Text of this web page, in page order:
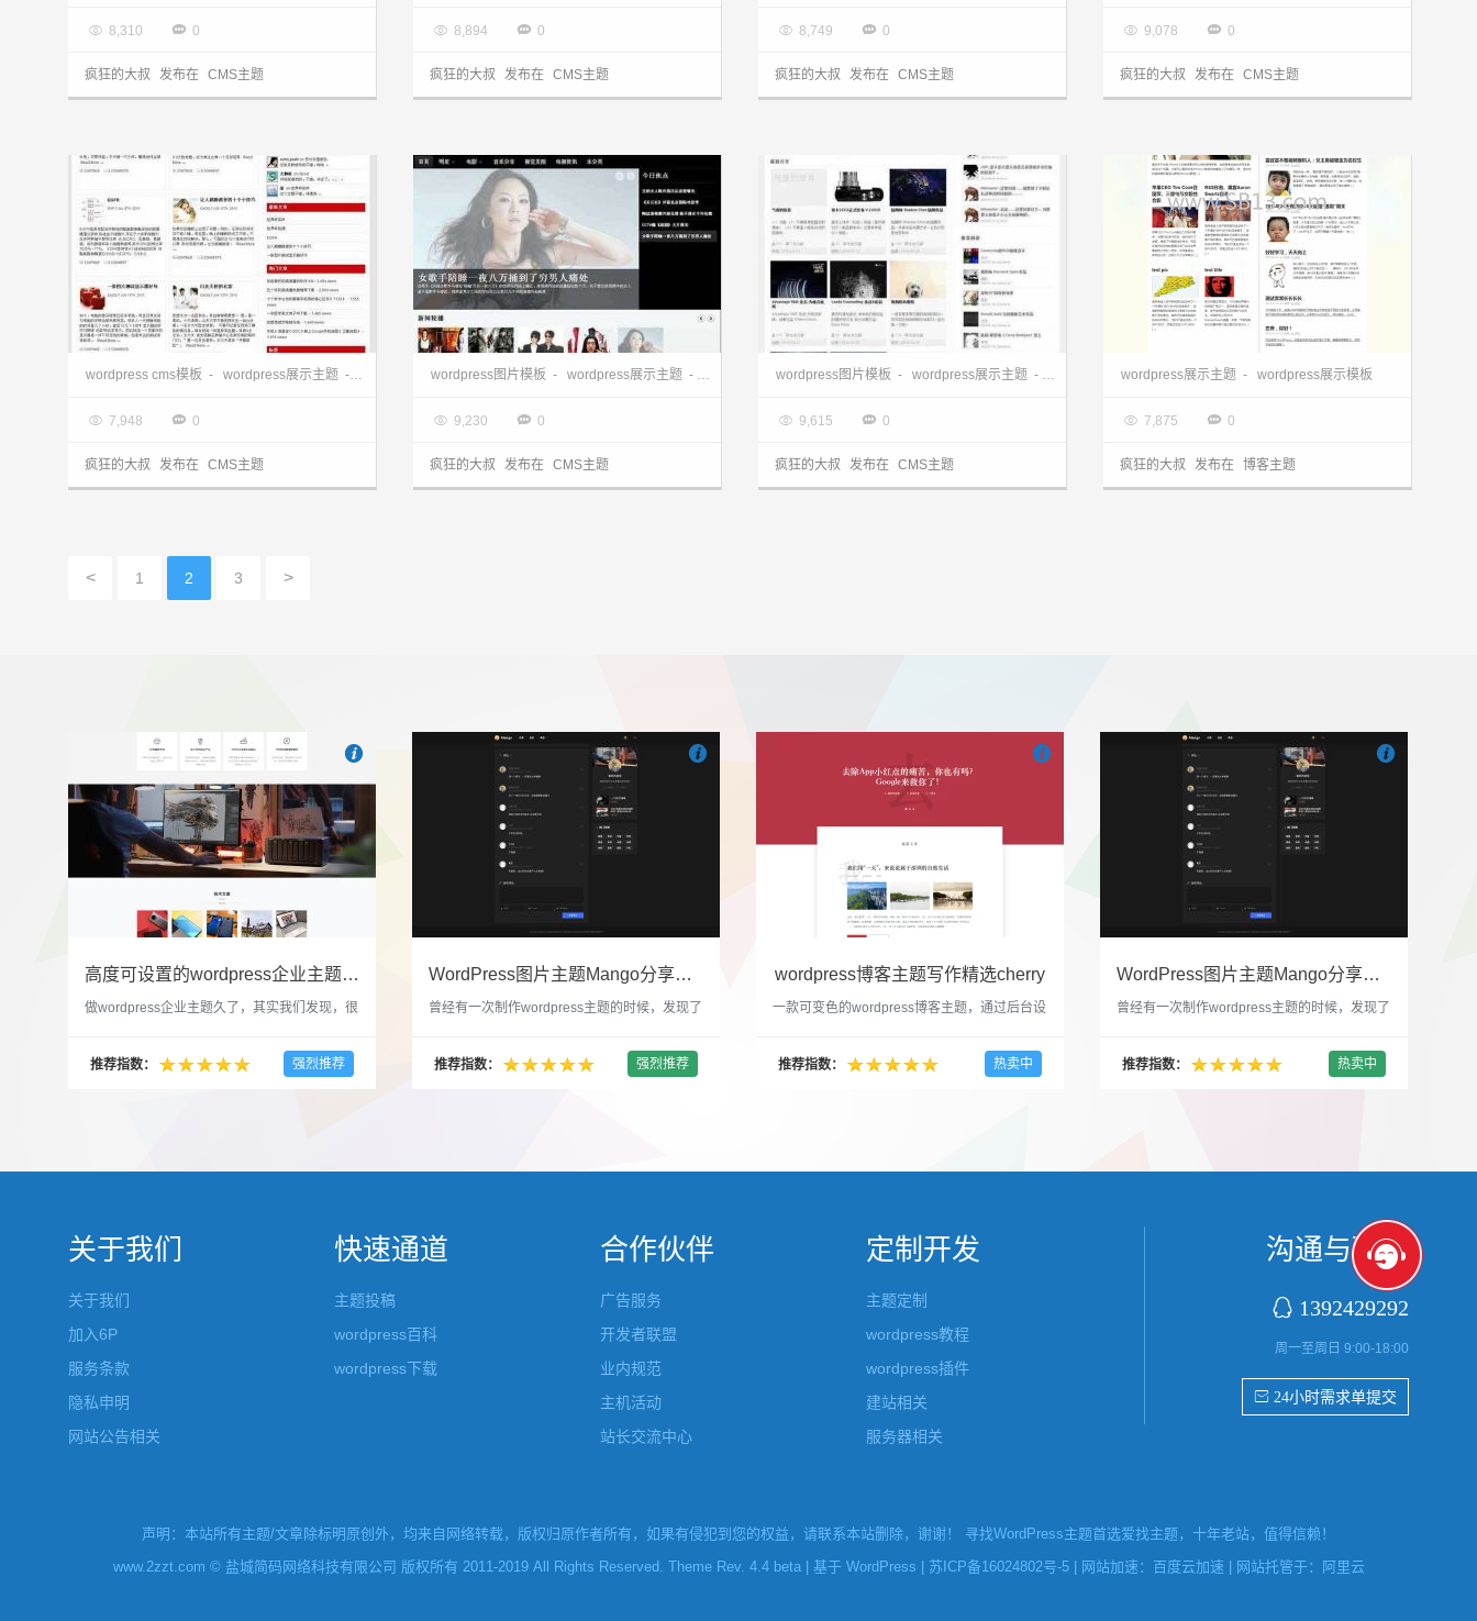
 8,310  0
疯狂的大叔 发布在 CMS主题
 8,894  0
疯狂的大叔 发布在 CMS主题
 8,749  0
疯狂的大叔 发布在 CMS主题
 9,078  0
疯狂的大叔 发布在 CMS主题
wordpress主题下载:channel汉化主题
wordpress cms模板 - wordpress展示主题 - wordpress汉化主题
 7,948  0
疯狂的大叔 发布在 CMS主题
wordpress cms主题:magazinum主题汉化版
wordpress图片模板 - wordpress展示主题 - wordpress汉化主题
 9,230  0
疯狂的大叔 发布在 CMS主题
wordpress模板:A-SuperCms主题
wordpress图片模板 - wordpress展示主题 - wordpress相册主题
 9,615  0
疯狂的大叔 发布在 CMS主题
wordpress展示主题 - wordpress展示模板
 7,875  0
疯狂的大叔 发布在 博客主题
< 1 2 3 >
 吧
高度可设置的wordpress企业主题indigo分享
做wordpress企业主题久了，其实我们发现，很
配色和元素细节。为此我们创造了一个高可设
置，并且模块可以重复利用的wordpress企业主
推荐指数： 强烈推荐

WordPress图片主题Mango分享，类朋友圈的博客主题
曾经有一次制作wordpress主题的时候，发现了
喜欢，所以后来自己也做了一个。说它是图片
分享站也行，说是分享心情也行，总之就是这
推荐指数： 强烈推荐
 吧
wordpress博客主题写作精选cherry
一款可变色的wordpress博客主题，通过后台设
纯粹的写作博客主题，如果你不喜欢，可以对
文章列表里的很多布局进行展现设置，比如你
推荐指数： 热卖中

WordPress图片主题Mango分享，类朋友圈的博客主题
曾经有一次制作wordpress主题的时候，发现了
喜欢，所以后来自己也做了一个。说它是图片
分享站也行，说是分享心情也行，总之就是这
推荐指数： 热卖中
关于我们
关于我们
加入6P
服务条款
隐私申明
网站公告相关
快速通道
主题投稿
wordpress百科
wordpress下载
合作伙伴
广告服务
开发者联盟
业内规范
主机活动
站长交流中心
定制开发
主题定制
wordpress教程
wordpress插件
建站相关
服务器相关
沟通与联系
 1392429292
周一至周日 9:00-18:00
 24小时需求单提交
声明：本站所有主题/文章除标明原创外，均来自网络转载，版权归原作者所有，如果有侵犯到您的权益，请联系本站删除，谢谢！ 寻找WordPress主题首选爱找主题，十年老站，值得信赖！
www.2zzt.com © 盐城简码网络科技有限公司 版权所有 2011-2019 All Rights Reserved. Theme Rev. 4.4 beta | 基于 WordPress 苏ICP备16024802号-5| 网站加速： 百度云加速 | 网站托管于： 阿里云